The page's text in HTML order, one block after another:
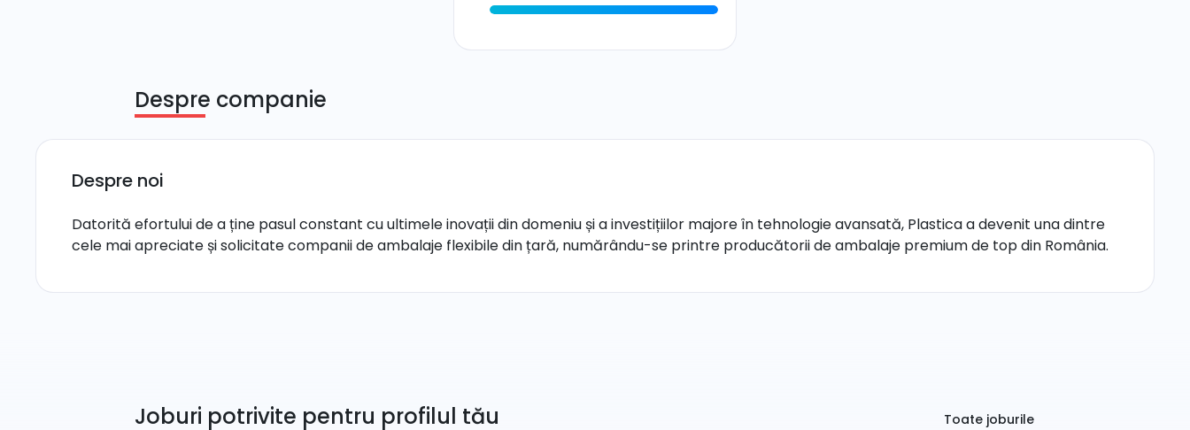
Despre companie
Despre noi
Datorită efortului de a ține pasul constant cu ultimele inovații din domeniu și a investițiilor majore în tehnologie avansată, Plastica a devenit una dintre
cele mai apreciate și solicitate companii de ambalaje flexibile din țară, numărându-se printre producătorii de ambalaje premium de top din România.
Joburi potrivite pentru profilul tău Toate joburile